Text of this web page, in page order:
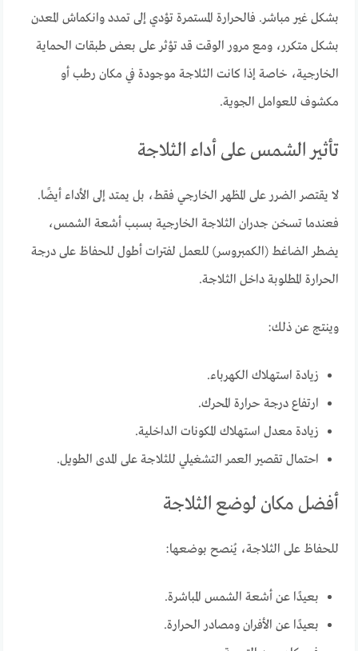
بشكل غير مباشر. فالحرارة المستمرة تؤدي إلى تمدد وانكماش المعدن
بشكل متكرر، ومع مرور الوقت قد تؤثر على بعض طبقات الحماية
الخارجية، خاصة إذا كانت الثلاجة موجودة في مكان رطب أو
مكشوف للعوامل الجوية.
تأثير الشمس على أداء الثلاجة
لا يقتصر الضرر على المظهر الخارجي فقط، بل يمتد إلى الأداء أيضًا.
فعندما تسخن جدران الثلاجة الخارجية بسبب أشعة الشمس،
يضطر الضاغط (الكمبروسر) للعمل لفترات أطول للحفاظ على درجة
الحرارة المطلوبة داخل الثلاجة.
وينتج عن ذلك:
زيادة استهلاك الكهرباء.
ارتفاع درجة حرارة المحرك.
زيادة معدل استهلاك المكونات الداخلية.
احتمال تقصير العمر التشغيلي للثلاجة على المدى الطويل.
أفضل مكان لوضع الثلاجة
للحفاظ على الثلاجة، يُنصح بوضعها:
بعيدًا عن أشعة الشمس المباشرة.
بعيدًا عن الأفران ومصادر الحرارة.